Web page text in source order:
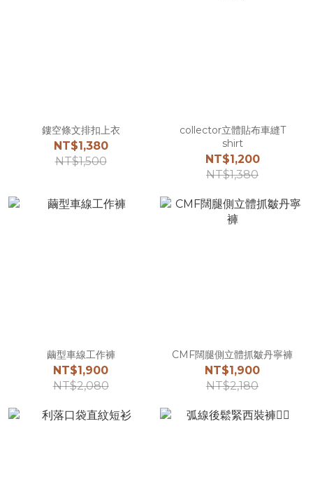
鏤空條文排扣上衣
NT$1,380
NT$1,500
collector立體貼布車縫T
shirt
NT$1,200
NT$1,380
繭型車線工作褲
NT$1,900
NT$2,080
CMF闊腿側立體抓皺丹寧褲
NT$1,900
NT$2,180